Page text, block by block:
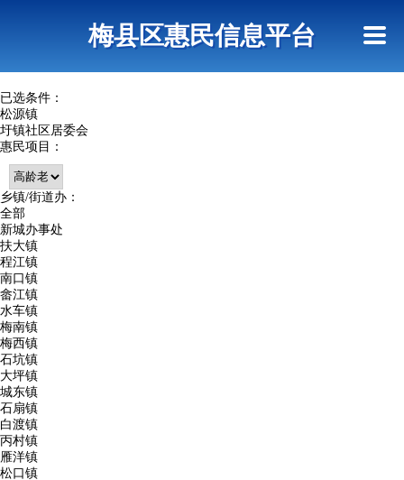
查询指引梅县区惠民信息平台
已选条件：
松源镇
圩镇社区居委会
惠民项目：
乡镇/街道办：
全部
新城办事处
扶大镇
程江镇
南口镇
畲江镇
水车镇
梅南镇
梅西镇
石坑镇
大坪镇
城东镇
石扇镇
白渡镇
丙村镇
雁洋镇
松口镇